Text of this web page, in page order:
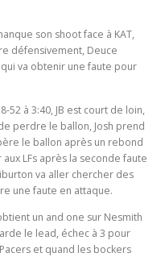
son shoot face à KAT,
défensivement, Deuce
va obtenir une faute pour
52 à 3:40, JB est court de loin,
perdre le ballon, Josh prend
le ballon après un rebond
LFs après la seconde faute
va aller chercher des
une faute en attaque.
un and one sur Nesmith
le lead, échec à 3 pour
et quand les bockers